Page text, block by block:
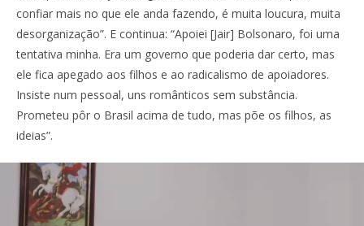
confiar mais no que ele anda fazendo, é muita loucura, muita
desorganização”. E continua: “Apoiei [Jair] Bolsonaro, foi uma
tentativa minha. Era um governo que poderia dar certo, mas
ele fica apegado aos filhos e ao radicalismo de apoiadores.
Insiste num pessoal, uns românticos sem substância.
Prometeu pôr o Brasil acima de tudo, mas põe os filhos, as
ideias”.